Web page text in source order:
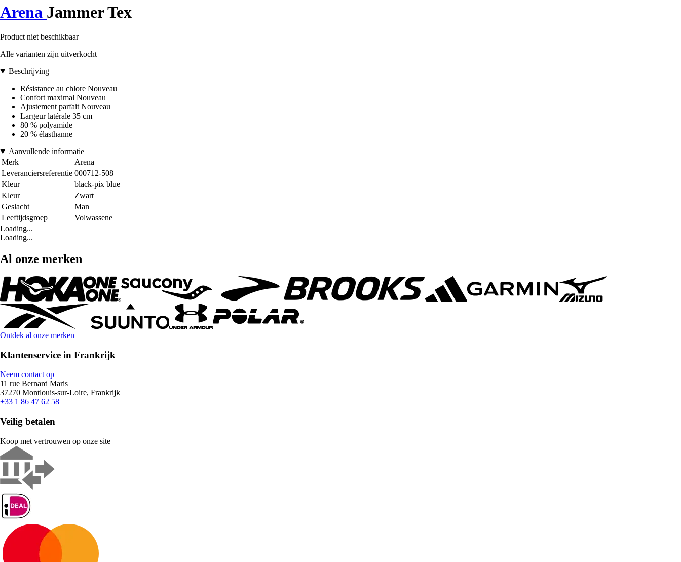
Arena Jammer Tex
Product niet beschikbaar
Alle varianten zijn uitverkocht
Beschrijving
Résistance au chlore Nouveau
Confort maximal Nouveau
Ajustement parfait Nouveau
Largeur latérale 35 cm
80 % polyamide
20 % élasthanne
Aanvullende informatie
Merk
Arena
Leveranciersreferentie 000712-508
Kleur
black-pix blue
Kleur
Zwart
Geslacht
Man
Leeftijdsgroep
Volwassene
Loading...
Loading...
Al onze merken
Ontdek al onze merken
Klantenservice in Frankrijk
Neem contact op
11 rue Bernard Maris
37270 Montlouis-sur-Loire, Frankrijk
+33 1 86 47 62 58
Veilig betalen
Koop met vertrouwen op onze site